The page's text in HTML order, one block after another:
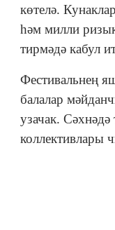
көтелә.
һәм милли
тирмәдә кабул
Фестивальнең
балалар
узачак. Сәхнәдә
коллективлары